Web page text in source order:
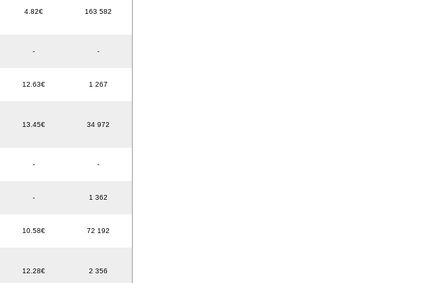
4.82€
163 582
-
-
12.63€
1 267
13.45€
34 972
-
-
-
1 362
10.58€
72 192
12.28€
2 356